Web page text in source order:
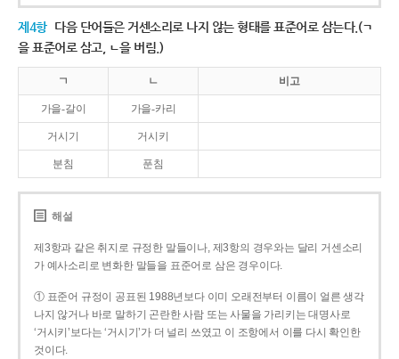
제4항 다음 단어들은 거센소리로 나지 않는 형태를 표준어로 삼는다.(ㄱ
을 표준어로 삼고, ㄴ을 버림.)
ㄱ ㄴ 비고
가을-갈이 가을-카리
거시기 거시키
분침 푼침
해설
제3항과 같은 취지로 규정한 말들이나, 제3항의 경우와는 달리 거센소리
가 예사소리로 변화한 말들을 표준어로 삼은 경우이다.
① 표준어 규정이 공표된 1988년보다 이미 오래전부터 이름이 얼른 생각
나지 않거나 바로 말하기 곤란한 사람 또는 사물을 가리키는 대명사로
‘거시키’보다는 ‘거시기’가 더 널리 쓰였고 이 조항에서 이를 다시 확인한
것이다.